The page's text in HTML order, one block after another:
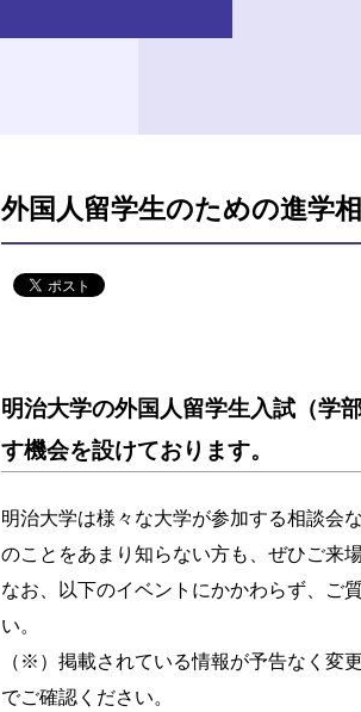
外国人留学生のための進学
明治大学の外国人留学生入試（学
す機会を設けております。
明治大学は様々な大学が参加する相談会
のことをあまり知らない方も、ぜひご来
なお、以下のイベントにかかわらず、ご
い。
（※）掲載されている情報が予告なく変
でご確認ください。